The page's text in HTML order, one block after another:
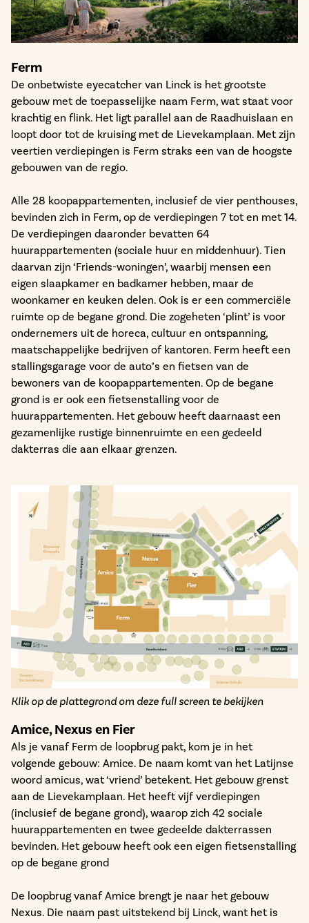
Ferm
De onbetwiste eyecatcher van Linck is het grootste
gebouw met de toepasselijke naam Ferm, wat staat voor
krachtig en flink. Het ligt parallel aan de Raadhuislaan en
loopt door tot de kruising met de Lievekamplaan. Met zijn
veertien verdiepingen is Ferm straks een van de hoogste
gebouwen van de regio.
Alle 28 koopappartementen, inclusief de vier penthouses,
bevinden zich in Ferm, op de verdiepingen 7 tot en met 14.
De verdiepingen daaronder bevatten 64
huurappartementen (sociale huur en middenhuur). Tien
daarvan zijn ‘Friends-woningen’, waarbij mensen een
eigen slaapkamer en badkamer hebben, maar de
woonkamer en keuken delen. Ook is er een commerciële
ruimte op de begane grond. Die zogeheten ‘plint’ is voor
ondernemers uit de horeca, cultuur en ontspanning,
maatschappelijke bedrijven of kantoren. Ferm heeft een
stallingsgarage voor de auto’s en fietsen van de
bewoners van de koopappartementen. Op de begane
grond is er ook een fietsenstalling voor de
huurappartementen. Het gebouw heeft daarnaast een
gezamenlijke rustige binnenruimte en een gedeeld
dakterras die aan elkaar grenzen.
Klik op de plattegrond om deze full screen te bekijken
Amice, Nexus en Fier
Als je vanaf Ferm de loopbrug pakt, kom je in het
volgende gebouw: Amice. De naam komt van het Latijnse
woord amicus, wat ‘vriend’ betekent. Het gebouw grenst
aan de Lievekamplaan. Het heeft vijf verdiepingen
(inclusief de begane grond), waarop zich 42 sociale
huurappartementen en twee gedeelde dakterrassen
bevinden. Het gebouw heeft ook een eigen fietsenstalling
op de begane grond
De loopbrug vanaf Amice brengt je naar het gebouw
Nexus. Die naam past uitstekend bij Linck, want het is